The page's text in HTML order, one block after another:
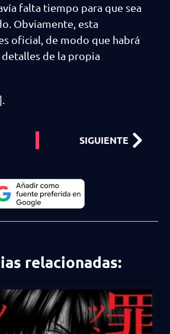
falta tiempo para que sea
Obviamente, esta
oficial, de modo que habrá
de la propia
SIGUIENTE
relacionadas: